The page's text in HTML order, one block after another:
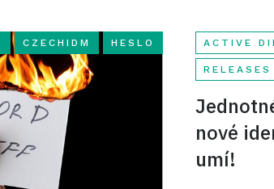
CZECHIDM HESLO ACTIVE
nové
umí!